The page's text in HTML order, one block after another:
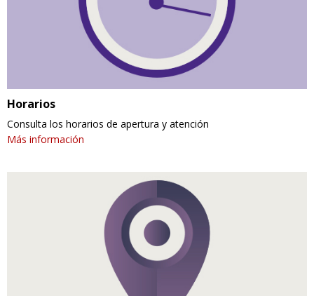
Horarios
Consulta los horarios de apertura y atención
Más información